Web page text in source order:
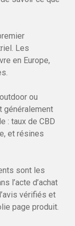
Les
en Europe,
ou
généralement
: taux de CBD
et résines
sont les
l’acte d’achat
vérifiés et
page produit.